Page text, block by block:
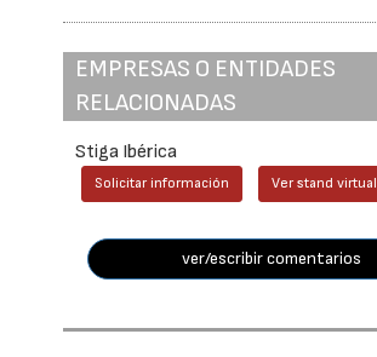
EMPRESAS O ENTIDADES
RELACIONADAS
Stiga Ibérica
Solicitar información Ver stand virtual
ver/escribir comentarios